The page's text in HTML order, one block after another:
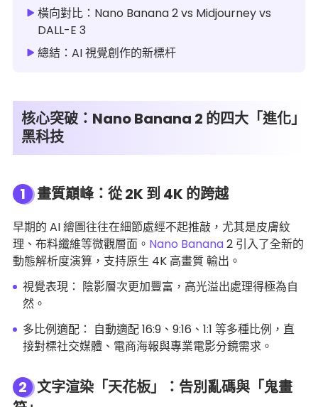
橫向對比：Nano Banana 2 vs Midjourney vs
DALL-E 3
總結：AI 視覺創作的新標杆
核心突破：Nano Banana 2 的四大「進化」
黑科技
1 畫質巔峰：從 2K 到 4K 的跨越
早期的 AI 繪圖往往在細節處經不起推敲，尤其是皮膚紋
理、布料纖維等微觀層面。 Nano Banana2 引入了全新的
動態解析度演算，支持原生 4K 高畫質 輸出。
視覺表現： 陰影層次更加豐富，高光溢出處理得極為自
然。
多比例適配： 自動適配 16:9、9:16、1:1 等多種比例，直
接對標社交媒體、電商海報與專業電影分鏡需求。
2 文字渲染「天花板」：告別亂碼與「鬼畫